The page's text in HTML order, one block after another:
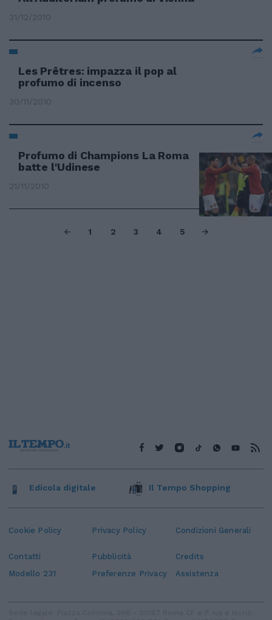
31/12/2010
Les Prêtres: impazza il pop al
profumo di incenso
30/11/2010
Profumo di Champions La Roma
batte l'Udinese
21/11/2010
1 2 3 4 5
Cookie Policy Privacy Policy Condizioni Generali
Contatti Pubblicità
Credits
Modello 231
Preferenze Privacy Assistenza
Edicola digitale Il Tempo Shopping